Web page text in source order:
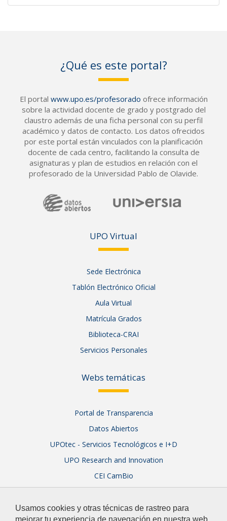
Usamos cookies y otras técnicas de rastreo para
mejorar tu experiencia de navegación en nuestra web,
¿Qué es este portal?
El portal www.upo.es/profesorado ofrece información
sobre la actividad docente de grado y postgrado del
claustro además de una ficha personal con su perfil
académico y datos de contacto. Los datos ofrecidos
por este portal están vinculados con la planificación
docente de cada centro, facilitando la consulta de
asignaturas y plan de estudios en relación con el
profesorado de la Universidad Pablo de Olavide.
UPO Virtual
Sede Electrónica
Tablón Electrónico Oficial
Aula Virtual
Matrícula Grados
Biblioteca-CRAI
Servicios Personales
Webs temáticas
Portal de Transparencia
Datos Abiertos
UPOtec - Servicios Tecnológicos e I+D
UPO Research and Innovation
CEI CamBio